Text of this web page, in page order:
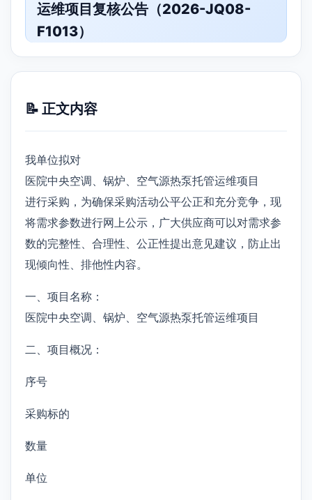
运维项目复核公告（2026-JQ08-
F1013）
📝 正文内容
我单位拟对
医院中央空调、锅炉、空气源热泵托管运维项目
进行采购，为确保采购活动公平公正和充分竞争，现
将需求参数进行网上公示，广大供应商可以对需求参
数的完整性、合理性、公正性提出意见建议，防止出
现倾向性、排他性内容。
一、项目名称：
医院中央空调、锅炉、空气源热泵托管运维项目
二、项目概况：
序号
采购标的
数量
单位